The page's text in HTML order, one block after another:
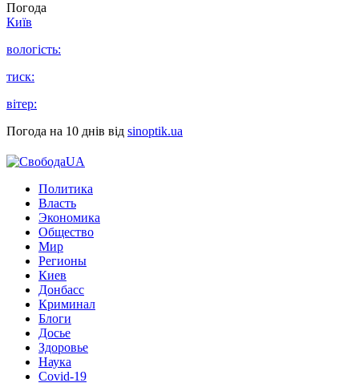
Погода
Київ
вологість:
тиск:
вітер:
Погода на 10 днів від sinoptik.ua
Политика
Власть
Экономика
Общество
Мир
Регионы
Киев
Донбасс
Криминал
Блоги
Досье
Здоровье
Наука
Covid-19